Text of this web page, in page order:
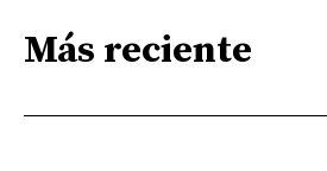
Más reciente